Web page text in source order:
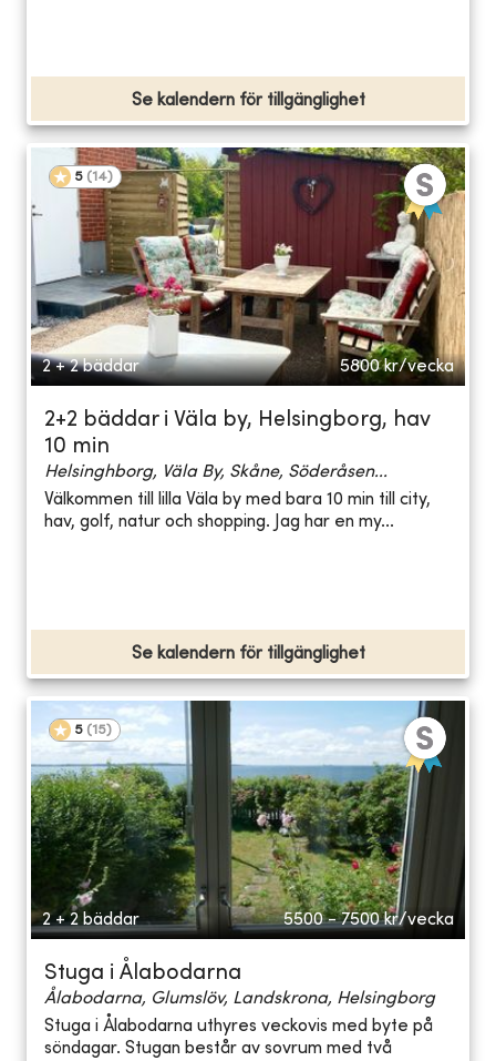
Se kalendern för tillgänglighet
5 (14)
2 + 2 bäddar 5800 kr/vecka
2+2 bäddar i Väla by, Helsingborg, hav
10 min
Helsinghborg, Väla By, Skåne, Söderåsen...
Välkommen till lilla Väla by med bara 10 min till city,
hav, golf, natur och shopping. Jag har en my...
Se kalendern för tillgänglighet
5 (15)
2 + 2 bäddar 5500 - 7500 kr/vecka
Stuga i Ålabodarna
Ålabodarna, Glumslöv, Landskrona, Helsingborg
Stuga i Ålabodarna uthyres veckovis med byte på
söndagar. Stugan består av sovrum med två